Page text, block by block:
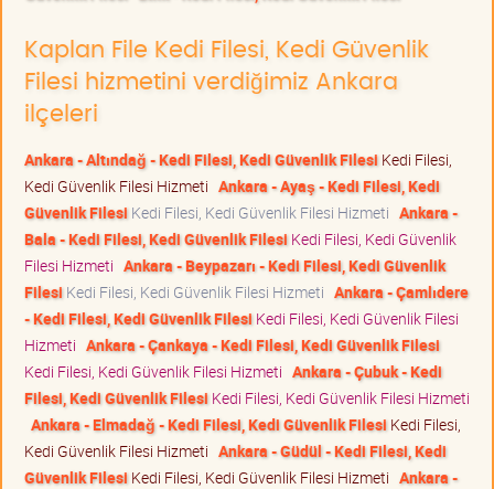
Kaplan File Kedi Filesi, Kedi Güvenlik
Filesi hizmetini verdiğimiz Ankara
ilçeleri
Ankara - Altındağ - Kedi Filesi, Kedi Güvenlik Filesi Kedi Filesi,
Kedi Güvenlik Filesi Hizmeti Ankara - Ayaş - Kedi Filesi, Kedi
Güvenlik Filesi Kedi Filesi, Kedi Güvenlik Filesi Hizmeti Ankara -
Bala - Kedi Filesi, Kedi Güvenlik Filesi Kedi Filesi, Kedi Güvenlik
Filesi Hizmeti Ankara - Beypazarı - Kedi Filesi, Kedi Güvenlik
Filesi Kedi Filesi, Kedi Güvenlik Filesi Hizmeti Ankara - Çamlıdere
- Kedi Filesi, Kedi Güvenlik Filesi Kedi Filesi, Kedi Güvenlik Filesi
Hizmeti Ankara - Çankaya - Kedi Filesi, Kedi Güvenlik Filesi
Kedi Filesi, Kedi Güvenlik Filesi Hizmeti Ankara - Çubuk - Kedi
Filesi, Kedi Güvenlik Filesi Kedi Filesi, Kedi Güvenlik Filesi Hizmeti
Ankara - Elmadağ - Kedi Filesi, Kedi Güvenlik Filesi Kedi Filesi,
Kedi Güvenlik Filesi Hizmeti Ankara - Güdül - Kedi Filesi, Kedi
Güvenlik Filesi Kedi Filesi, Kedi Güvenlik Filesi Hizmeti Ankara -